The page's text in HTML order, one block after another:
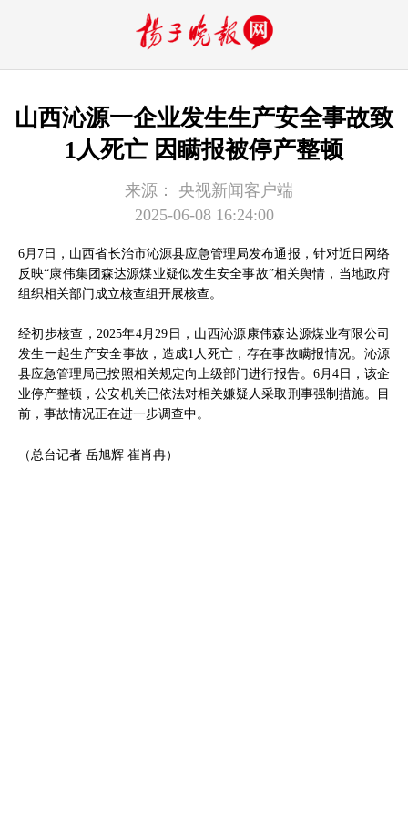
山西沁源一企业发生生产安全事故致
1人死亡 因瞒报被停产整顿
来源：
央视新闻客户端
2025-06-08 16:24:00
6月7日，山西省长治市沁源县应急管理局发布通报，针对近日网络
反映“康伟集团森达源煤业疑似发生安全事故”相关舆情，当地政府
组织相关部门成立核查组开展核查。
经初步核查，2025年4月29日，山西沁源康伟森达源煤业有限公司
发生一起生产安全事故，造成1人死亡，存在事故瞒报情况。沁源
县应急管理局已按照相关规定向上级部门进行报告。6月4日，该企
业停产整顿，公安机关已依法对相关嫌疑人采取刑事强制措施。目
前，事故情况正在进一步调查中。
（总台记者 岳旭辉 崔肖冉）